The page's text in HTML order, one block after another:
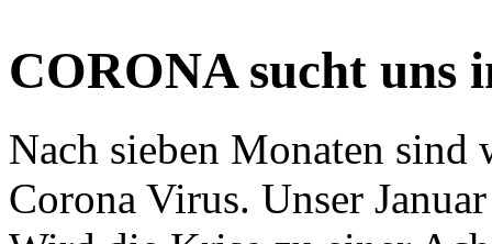
CORONA sucht uns
Nach sieben Monaten
Corona Virus. Unser